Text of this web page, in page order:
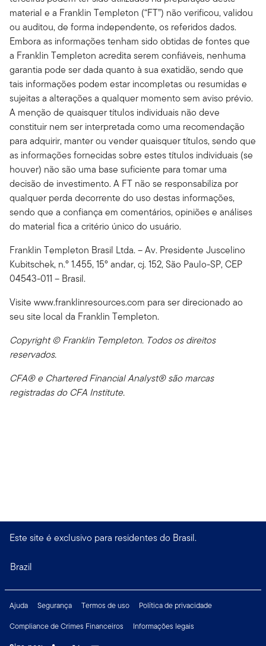
material e a Franklin Templeton (“FT”) não verificou, validou
ou auditou, de forma independente, os referidos dados.
Embora as informações tenham sido obtidas de fontes que
a Franklin Templeton acredita serem confiáveis, nenhuma
garantia pode ser dada quanto à sua exatidão, sendo que
tais informações podem estar incompletas ou resumidas e
sujeitas a alterações a qualquer momento sem aviso prévio.
A menção de quaisquer títulos individuais não deve
constituir nem ser interpretada como uma recomendação
para adquirir, manter ou vender quaisquer títulos, sendo que
as informações fornecidas sobre estes títulos individuais (se
houver) não são uma base suficiente para tomar uma
decisão de investimento. A FT não se responsabiliza por
qualquer perda decorrente do uso destas informações,
sendo que a confiança em comentários, opiniões e análises
do material fica a critério único do usuário.
Franklin Templeton Brasil Ltda. – Av. Presidente Juscelino
Kubitschek, n.º 1.455, 15º andar, cj. 152, São Paulo-SP, CEP
04543-011 – Brasil.
Visite www.franklinresources.com para ser direcionado ao
seu site local da Franklin Templeton.
Copyright © Franklin Templeton. Todos os direitos
reservados.
CFA® e Chartered Financial Analyst® são marcas
registradas do CFA Institute.
Este site é exclusivo para residentes do Brasil.
Brazil
Ajuda Segurança Termos de uso
Política de privacidade
Compliance de Crimes Financeiros
Informações legais